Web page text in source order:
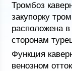
Тромбоз
закупорку
расположена
сторонам
Функция
венозном